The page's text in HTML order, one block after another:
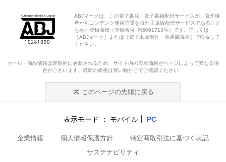
ABJマークは、この電子書店・電子書籍配信サービスが、著作権
者からコンテンツ使用許諾を得た正規版配信サービスであること
を示す登録商標（登録番号 第6091713号）です。詳しくは
［ABJマーク］または［電子出版制作・流通協議会］で検索して
ください。
セール・商品情報は定期的に更新されるため、サイト内の表示価格がページによって異なる場
合がございます。最新の価格は買い物かごでご確認ください。
このページの先頭に戻る
表示モード モバイル PC
企業情報 個人情報保護方針
特定商取引法に基づく表記
サステナビリティ